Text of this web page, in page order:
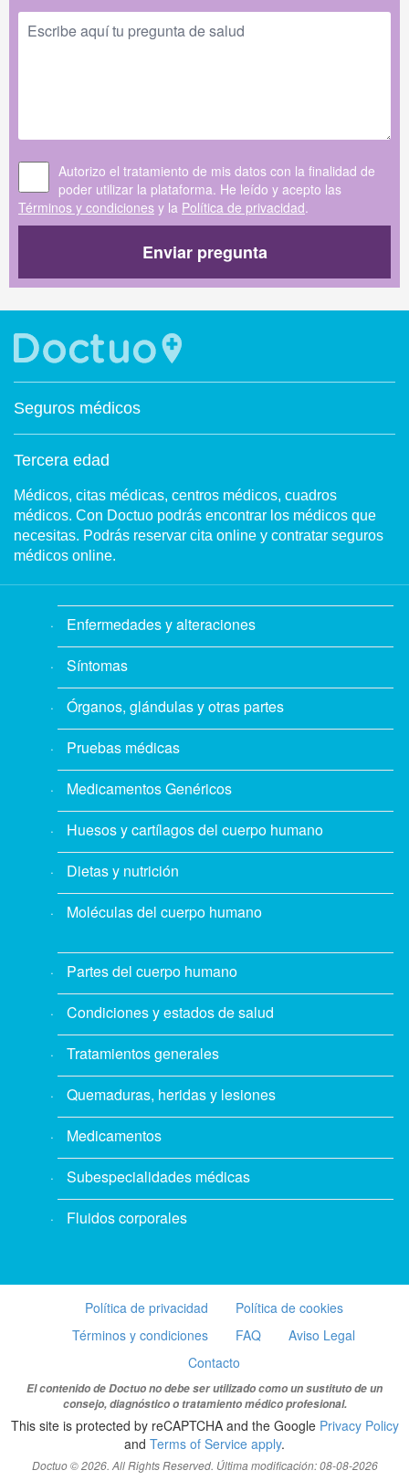
Autorizo el tratamiento de mis datos con la finalidad de
poder utilizar la plataforma. He leído y acepto las
Términos y condiciones y la Política de privacidad.
Enviar pregunta
Seguros médicos
Tercera edad
Médicos, citas médicas, centros médicos, cuadros
médicos. Con Doctuo podrás encontrar los médicos que
necesitas. Podrás reservar cita online y contratar seguros
médicos online.
Enfermedades y alteraciones
Síntomas
Órganos, glándulas y otras partes
Pruebas médicas
Medicamentos Genéricos
Huesos y cartílagos del cuerpo humano
Dietas y nutrición
Moléculas del cuerpo humano
Partes del cuerpo humano
Condiciones y estados de salud
Tratamientos generales
Quemaduras, heridas y lesiones
Medicamentos
Subespecialidades médicas
Fluidos corporales
Política de privacidad
Política de cookies
Términos y condiciones
FAQ
Aviso Legal
Contacto
El contenido de Doctuo no debe ser utilizado como un sustituto de un
consejo, diagnóstico o tratamiento médico profesional.
This site is protected by reCAPTCHA and the Google Privacy Policy
and Terms of Service apply.
Doctuo © 2026. All Rights Reserved. Última modificación: 08-08-2026